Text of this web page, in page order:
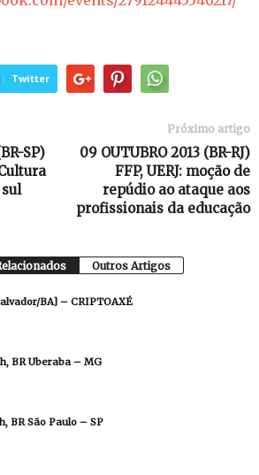
Twitter
SP)
Próximo artigo
09 OUTUBRO 2013 (BR-RJ)
FFP, UERJ: moção de
repúdio ao ataque aos
profissionais da educação
Outros Artigos
BA] – CRIPTOAXÉ
BR Uberaba – MG
BR São Paulo – SP